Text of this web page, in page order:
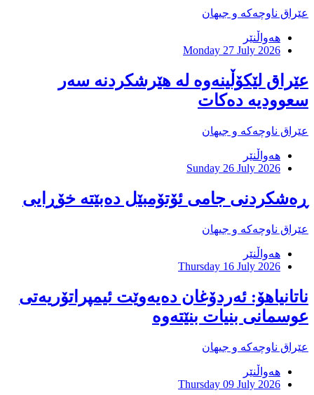
عێراق ناوچەکە و جیهان
هەواڵنێر
Monday 27 July 2026
عێراق لێکۆڵینەوە لە هێرشکردنە سەر
سعوودیە دەکات
عێراق ناوچەکە و جیهان
هەواڵنێر
Sunday 26 July 2026
ڕەشکردنی جامی ئۆتۆمبێل دەبێتە خۆڕایی
عێراق ناوچەکە و جیهان
هەواڵنێر
Thursday 16 July 2026
ناتانیاهۆ: ئەردۆغان دەیەوێت ئیمپراتۆریەتی
عوسمانی بنیات بنێتەوە
عێراق ناوچەکە و جیهان
هەواڵنێر
Thursday 09 July 2026